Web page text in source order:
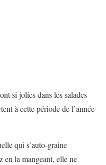
si jolies dans les salades
à cette période de l’année
qui s’auto-graine
en la mangeant, elle ne